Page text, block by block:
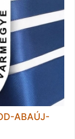
ABAÚJ-